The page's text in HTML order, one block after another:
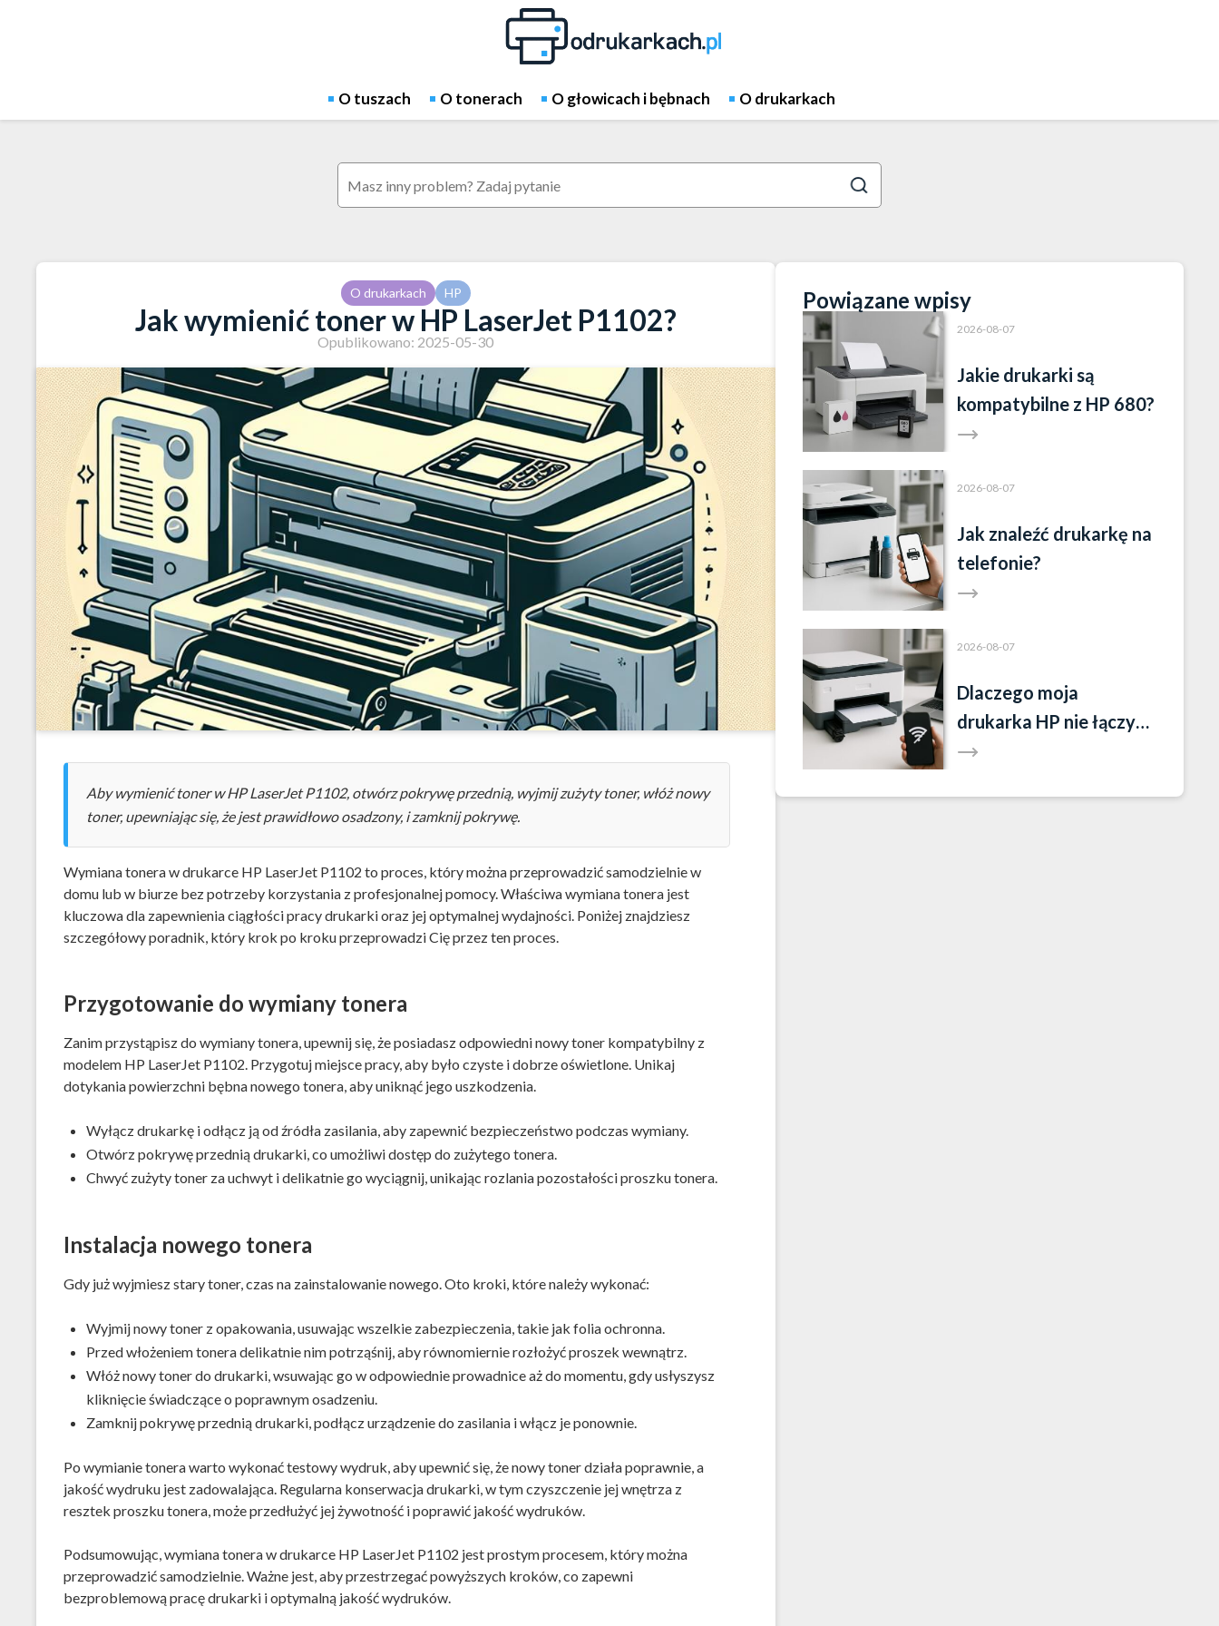
O tuszach O tonerach O głowicach i bębnach O drukarkach
Szukaj:
O drukarkach HP
Jak wymienić toner w HP LaserJet P1102?
Opublikowano: 2025-05-30
Aby wymienić toner w HP LaserJet P1102, otwórz pokrywę przednią, wyjmij zużyty toner, włóż nowy
toner, upewniając się, że jest prawidłowo osadzony, i zamknij pokrywę.
Wymiana tonera w drukarce HP LaserJet P1102 to proces, który można przeprowadzić samodzielnie w
domu lub w biurze bez potrzeby korzystania z profesjonalnej pomocy. Właściwa wymiana tonera jest
kluczowa dla zapewnienia ciągłości pracy drukarki oraz jej optymalnej wydajności. Poniżej znajdziesz
szczegółowy poradnik, który krok po kroku przeprowadzi Cię przez ten proces.
Przygotowanie do wymiany tonera
Zanim przystąpisz do wymiany tonera, upewnij się, że posiadasz odpowiedni nowy toner kompatybilny z
modelem HP LaserJet P1102. Przygotuj miejsce pracy, aby było czyste i dobrze oświetlone. Unikaj
dotykania powierzchni bębna nowego tonera, aby uniknąć jego uszkodzenia.
Wyłącz drukarkę i odłącz ją od źródła zasilania, aby zapewnić bezpieczeństwo podczas wymiany.
Otwórz pokrywę przednią drukarki, co umożliwi dostęp do zużytego tonera.
Chwyć zużyty toner za uchwyt i delikatnie go wyciągnij, unikając rozlania pozostałości proszku tonera.
Instalacja nowego tonera
Gdy już wyjmiesz stary toner, czas na zainstalowanie nowego. Oto kroki, które należy wykonać:
Wyjmij nowy toner z opakowania, usuwając wszelkie zabezpieczenia, takie jak folia ochronna.
Przed włożeniem tonera delikatnie nim potrząśnij, aby równomiernie rozłożyć proszek wewnątrz.
Włóż nowy toner do drukarki, wsuwając go w odpowiednie prowadnice aż do momentu, gdy usłyszysz
kliknięcie świadczące o poprawnym osadzeniu.
Zamknij pokrywę przednią drukarki, podłącz urządzenie do zasilania i włącz je ponownie.
Po wymianie tonera warto wykonać testowy wydruk, aby upewnić się, że nowy toner działa poprawnie, a
jakość wydruku jest zadowalająca. Regularna konserwacja drukarki, w tym czyszczenie jej wnętrza z
resztek proszku tonera, może przedłużyć jej żywotność i poprawić jakość wydruków.
Podsumowując, wymiana tonera w drukarce HP LaserJet P1102 jest prostym procesem, który można
przeprowadzić samodzielnie. Ważne jest, aby przestrzegać powyższych kroków, co zapewni
bezproblemową pracę drukarki i optymalną jakość wydruków.
Powiązane wpisy
2026-08-07
Jakie drukarki są
kompatybilne z HP 680?
2026-08-07
Jak znaleźć drukarkę na
telefonie?
2026-08-07
Dlaczego moja
drukarka HP nie łączy
się z nową siecią Wi-Fi?